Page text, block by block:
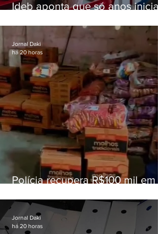
Ideb aponta que só anos
educação
Polícia recupera R$100 mil em
Fluminense
Jornal Daki
há 20 horas
Jornal Daki
há 20 horas